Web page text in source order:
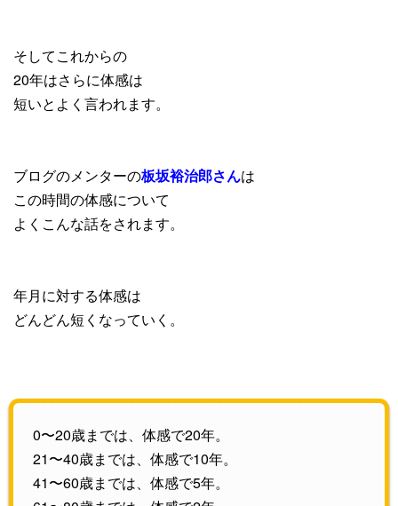
そしてこれからの
20年はさらに体感は
短いとよく言われます。
ブログのメンターの板坂裕治郎さんは
この時間の体感について
よくこんな話をされます。
年月に対する体感は
どんどん短くなっていく。
0〜20歳までは、体感で20年。
21〜40歳までは、体感で10年。
41〜60歳までは、体感で5年。